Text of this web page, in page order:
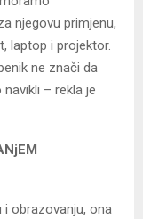
njegovu primjenu,
laptop i projektor.
ne znači da
– rekla je
i obrazovanju, ona